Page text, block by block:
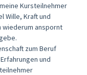
Kursteilnehmer
Wille, Kraft und
wiederum anspornt
zum Beruf
und